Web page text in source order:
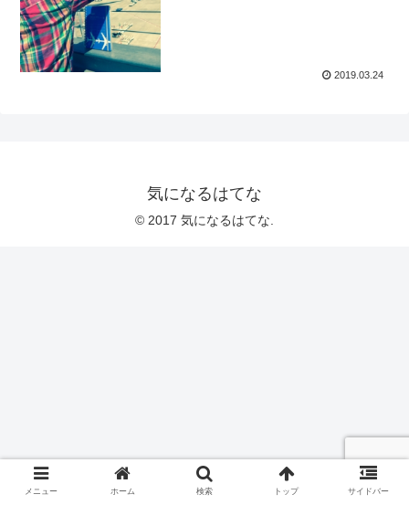
2019.03.24
気になるはてな
© 2017 気になるはてな.
メニュー ホーム 検索 トップ サイドバー